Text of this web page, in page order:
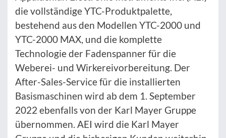
die vollständige YTC-Produktpalette,
bestehend aus den Modellen YTC-2000 und
YTC-2000 MAX, und die komplette
Technologie der Fadenspanner für die
Weberei- und Wirkereivorbereitung. Der
After-Sales-Service für die installierten
Basismaschinen wird ab dem 1. September
2022 ebenfalls von der Karl Mayer Gruppe
übernommen. AEI wird die Karl Mayer